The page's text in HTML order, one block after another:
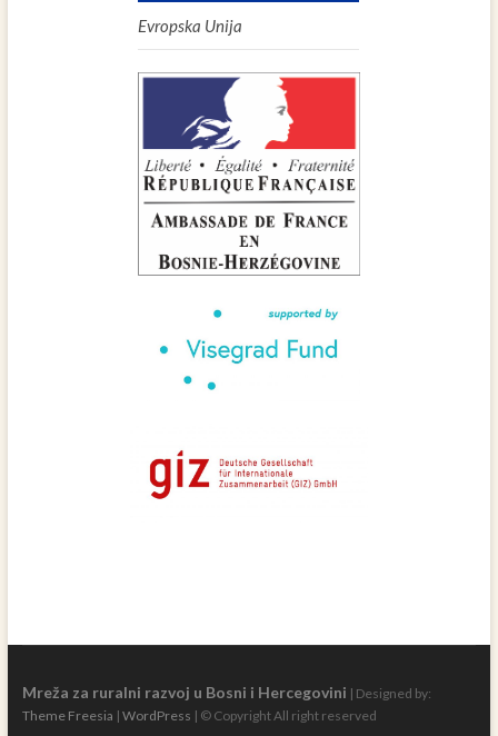
Evropska Unija
Mreža za ruralni razvoj u Bosni i Hercegovini | Designed by:
Theme Freesia | WordPress | © Copyright All right reserved